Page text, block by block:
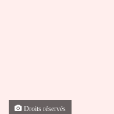
Droits réservés